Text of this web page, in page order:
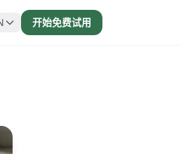
开始免费试用